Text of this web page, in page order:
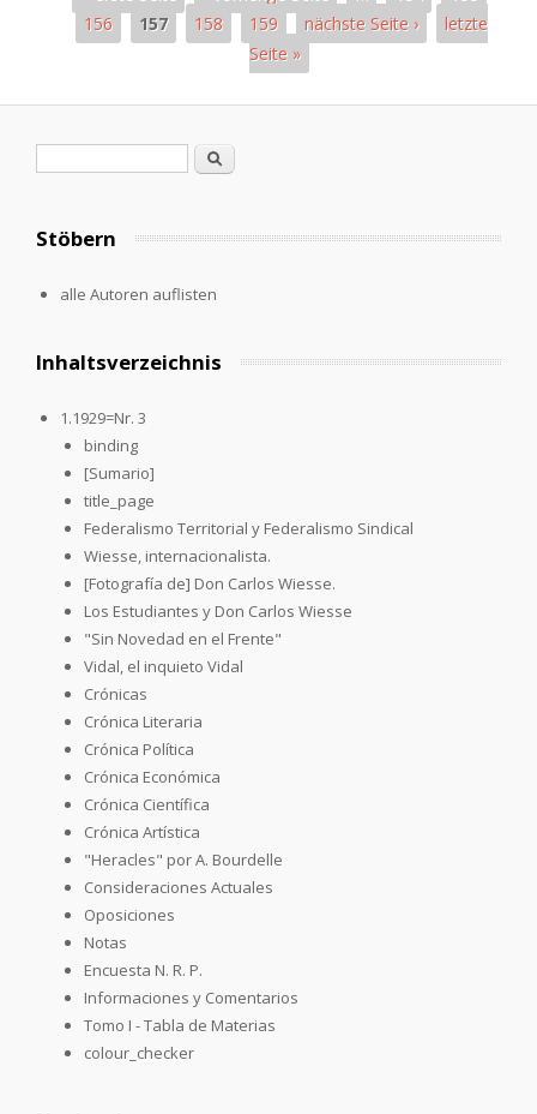
156
157 158 159 nächste Seite ›
letzte
Seite »
Search
Stöbern
alle Autoren auflisten
Inhaltsverzeichnis
1.1929=Nr. 3
binding
[Sumario]
title_page
Federalismo Territorial y Federalismo Sindical
Wiesse, internacionalista.
[Fotografía de] Don Carlos Wiesse.
Los Estudiantes y Don Carlos Wiesse
"Sin Novedad en el Frente"
Vidal, el inquieto Vidal
Crónicas
Crónica Literaria
Crónica Política
Crónica Económica
Crónica Científica
Crónica Artística
"Heracles" por A. Bourdelle
Consideraciones Actuales
Oposiciones
Notas
Encuesta N. R. P.
Informaciones y Comentarios
Tomo I - Tabla de Materias
colour_checker